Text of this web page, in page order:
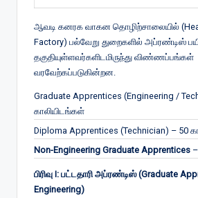
ஆவடி கனரக வாகன தொழிற்சாலையில்
Factory) பல்வேறு துறைகளில் அப்ரண்டிஸ்
தகுதியுள்ளவர்களிடமிருந்து விண்ணப்பங்கள்
வரவேற்கப்படுகின்றன.
Graduate Apprentices (Engineering /
காலியிடங்கள்
Diploma Apprentices (Technician) – 50
Non-Engineering Graduate Apprentices
பிரிவு I: பட்டதாரி அப்ரண்டிஸ் (Graduate
Engineering)